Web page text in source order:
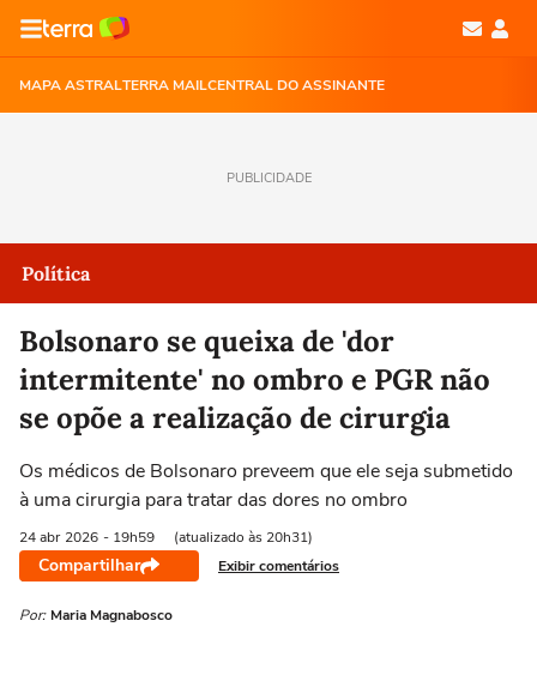
MAPA ASTRALTERRA MAILCENTRAL DO ASSINANTE
PUBLICIDADE
Política
Bolsonaro se queixa de 'dor
intermitente' no ombro e PGR não
se opõe a realização de cirurgia
Os médicos de Bolsonaro preveem que ele seja submetido
à uma cirurgia para tratar das dores no ombro
24 abr 2026 - 19h59 (atualizado às 20h31)
Compartilhar Exibir comentários
Por: Maria Magnabosco